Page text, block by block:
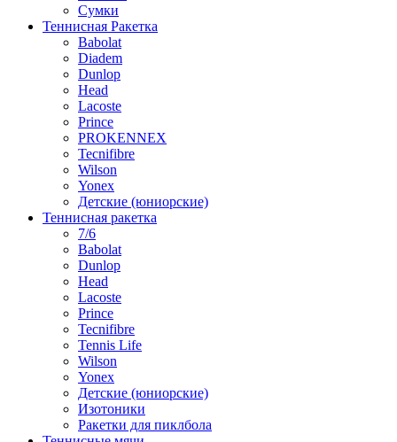
Сумки
Теннисная Ракетка
Babolat
Diadem
Dunlop
Head
Lacoste
Prince
PROKENNEX
Tecnifibre
Wilson
Yonex
Детские (юниорские)
Теннисная ракетка
7/6
Babolat
Dunlop
Head
Lacoste
Prince
Tecnifibre
Tennis Life
Wilson
Yonex
Детские (юниорские)
Изотоники
Ракетки для пиклбола